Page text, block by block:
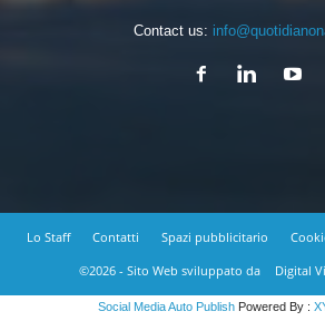
Contact us:
Lo Staff Contatti Spazi pubblicitario
©2026 - Sito Web sviluppato da
Digital
Social Media Auto PublishPowered By :